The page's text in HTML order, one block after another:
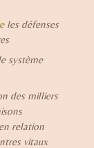
les défenses
système
des milliers
relation
vitaux